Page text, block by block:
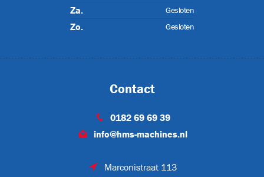
Za. Gesloten
Zo. Gesloten
Contact
0182 69 69 39
info@hms-machines.nl
Marconistraat 113